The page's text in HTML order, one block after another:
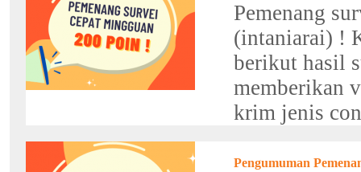
Pemenang
(intaniarai) !
berikut hasil
memberikan
krim jenis
Pengumuman